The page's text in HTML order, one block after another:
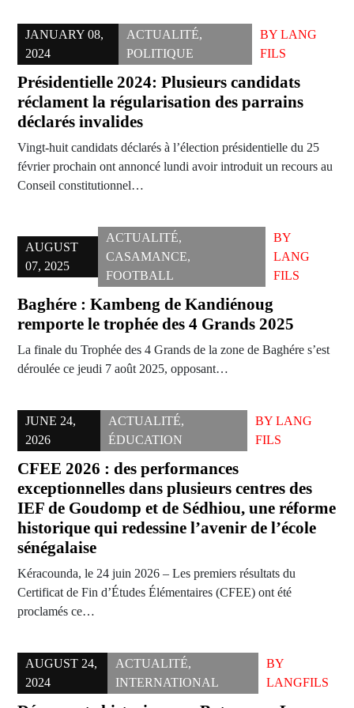
JANUARY 08,
2024
ACTUALITÉ,
POLITIQUE
BY LANG
FILS
Présidentielle 2024: Plusieurs candidats
réclament la régularisation des parrains
déclarés invalides
Vingt-huit candidats déclarés à l’élection présidentielle du 25
février prochain ont annoncé lundi avoir introduit un recours au
Conseil constitutionnel…
AUGUST
07, 2025
ACTUALITÉ,
CASAMANCE,
FOOTBALL
BY
LANG
FILS
Baghére : Kambeng de Kandiénoug
remporte le trophée des 4 Grands 2025
La finale du Trophée des 4 Grands de la zone de Baghére s’est
déroulée ce jeudi 7 août 2025, opposant…
JUNE 24,
2026
ACTUALITÉ,
ÉDUCATION
BY LANG
FILS
CFEE 2026 : des performances
exceptionnelles dans plusieurs centres des
IEF de Goudomp et de Sédhiou, une réforme
historique qui redessine l’avenir de l’école
sénégalaise
Kéracounda, le 24 juin 2026 – Les premiers résultats du
Certificat de Fin d’Études Élémentaires (CFEE) ont été
proclamés ce…
AUGUST 24,
2024
ACTUALITÉ,
INTERNATIONAL
BY
LANGFILS